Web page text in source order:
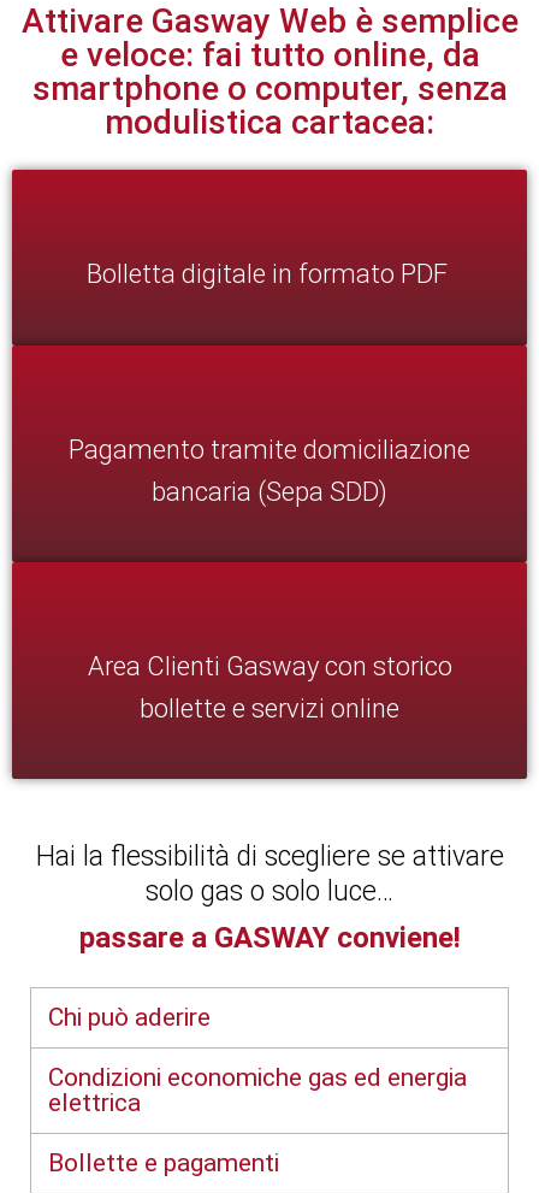
Attivare Gasway Web è semplice
e veloce: fai tutto online, da
smartphone o computer, senza
modulistica cartacea:
Bolletta digitale in formato PDF
Pagamento tramite domiciliazione
bancaria (Sepa SDD)
Area Clienti Gasway con storico
bollette e servizi online
Hai la flessibilità di scegliere se attivare
solo gas o solo luce…
passare a GASWAY conviene!
Chi può aderire
Condizioni economiche gas ed energia
elettrica
Bollette e pagamenti